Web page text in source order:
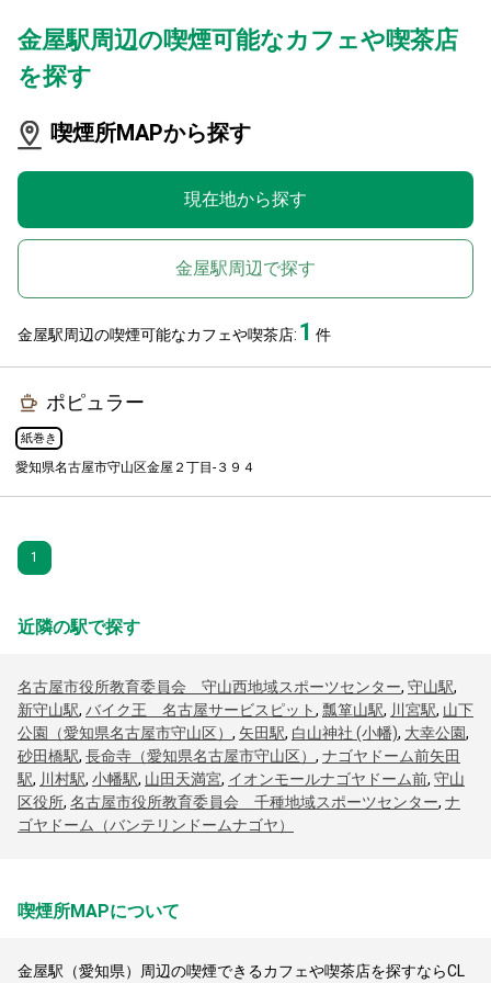
金屋駅周辺の喫煙可能なカフェや喫茶店
を探す
喫煙所MAPから探す
現在地から探す
金屋駅周辺で探す
金屋駅周辺の喫煙可能なカフェや喫茶店: 1 件
ポピュラー
紙巻き
愛知県名古屋市守山区金屋２丁目-３９４
1
近隣の駅で探す
名古屋市役所教育委員会 守山西地域スポーツセンター, 守山駅,
新守山駅, バイク王 名古屋サービスピット, 瓢箪山駅, 川宮駅, 山下
公園（愛知県名古屋市守山区） , 矢田駅, 白山神社 (小幡), 大幸公園,
砂田橋駅, 長命寺（愛知県名古屋市守山区） , ナゴヤドーム前矢田
駅, 川村駅, 小幡駅, 山田天満宮, イオンモールナゴヤドーム前, 守山
区役所, 名古屋市役所教育委員会 千種地域スポーツセンター, ナ
ゴヤドーム（バンテリンドームナゴヤ）
喫煙所MAPについて
金屋駅（愛知県）周辺の喫煙できるカフェや喫茶店を探すならCL